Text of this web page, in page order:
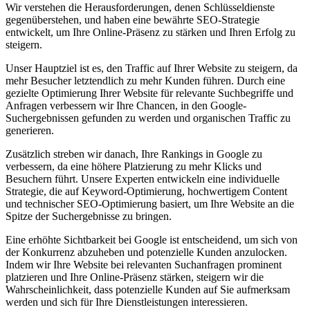
Wir verstehen die Herausforderungen, denen Schlüsseldienste
gegenüberstehen, und haben eine bewährte SEO-Strategie
entwickelt, um Ihre Online-Präsenz zu stärken und Ihren Erfolg zu
steigern.
Unser Hauptziel ist es, den Traffic auf Ihrer Website zu steigern, da
mehr Besucher letztendlich zu mehr Kunden führen. Durch eine
gezielte Optimierung Ihrer Website für relevante Suchbegriffe und
Anfragen verbessern wir Ihre Chancen, in den Google-
Suchergebnissen gefunden zu werden und organischen Traffic zu
generieren.
Zusätzlich streben wir danach, Ihre Rankings in Google zu
verbessern, da eine höhere Platzierung zu mehr Klicks und
Besuchern führt. Unsere Experten entwickeln eine individuelle
Strategie, die auf Keyword-Optimierung, hochwertigem Content
und technischer SEO-Optimierung basiert, um Ihre Website an die
Spitze der Suchergebnisse zu bringen.
Eine erhöhte Sichtbarkeit bei Google ist entscheidend, um sich von
der Konkurrenz abzuheben und potenzielle Kunden anzulocken.
Indem wir Ihre Website bei relevanten Suchanfragen prominent
platzieren und Ihre Online-Präsenz stärken, steigern wir die
Wahrscheinlichkeit, dass potenzielle Kunden auf Sie aufmerksam
werden und sich für Ihre Dienstleistungen interessieren.